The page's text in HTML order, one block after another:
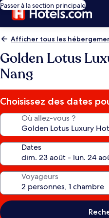
Passer à la section principale
Afficher tous les
Golden Lotus
Nang
Choisissez des dates
Où allez-vous ?
Dates
Voyageurs